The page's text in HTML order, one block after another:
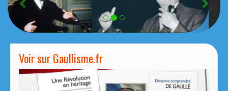
é
c
e
d
e
n
i
v
t
Voir sur Gaullisme.fr